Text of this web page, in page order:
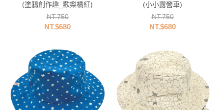
(塗鴉創作趣_歡樂橘紅)
NT.750
NT.$680
(小小露營車)
NT.750
NT.$680